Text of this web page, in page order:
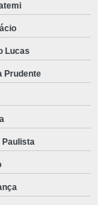
Lucas
Prudente
Paulista